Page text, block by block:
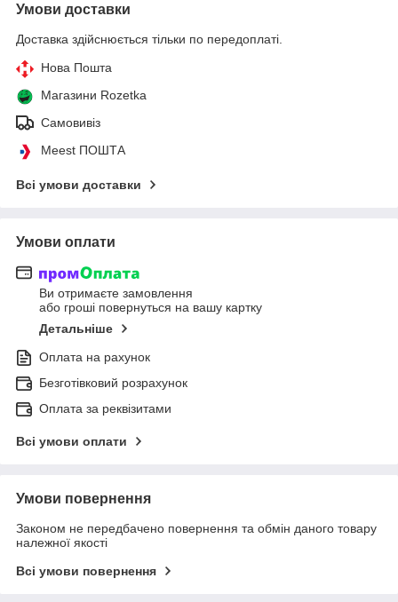
Умови доставки
Доставка здійснюється тільки по передоплаті.
Нова Пошта
Магазини Rozetka
Самовивіз
Meest ПОШТА
Всі умови доставки
Умови оплати
Ви отримаєте замовлення
або гроші повернуться на вашу картку
Детальніше
Оплата на рахунок
Безготівковий розрахунок
Оплата за реквізитами
Всі умови оплати
Умови повернення
Законом не передбачено повернення та обмін даного товару
належної якості
Всі умови повернення